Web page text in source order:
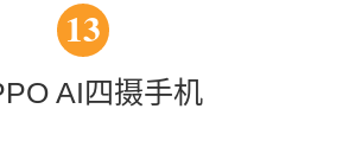
13
AI四摄手机